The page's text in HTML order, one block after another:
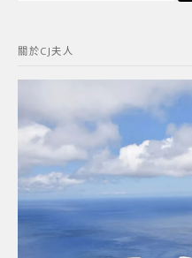
字:
關於CJ夫人